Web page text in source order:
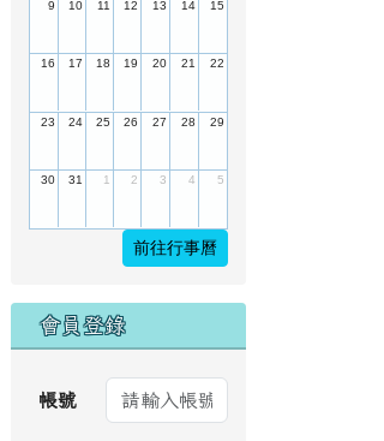
9 10 11 12 13 14 15
16 17 18 19 20 21 22
23 24 25 26 27 28 29
30 31 1 2 3 4 5
前往行事曆
會員登錄
帳號